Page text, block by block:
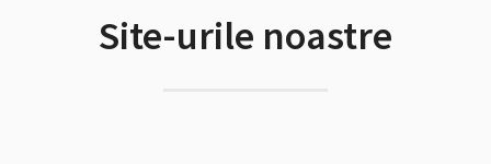
Site-urile noastre